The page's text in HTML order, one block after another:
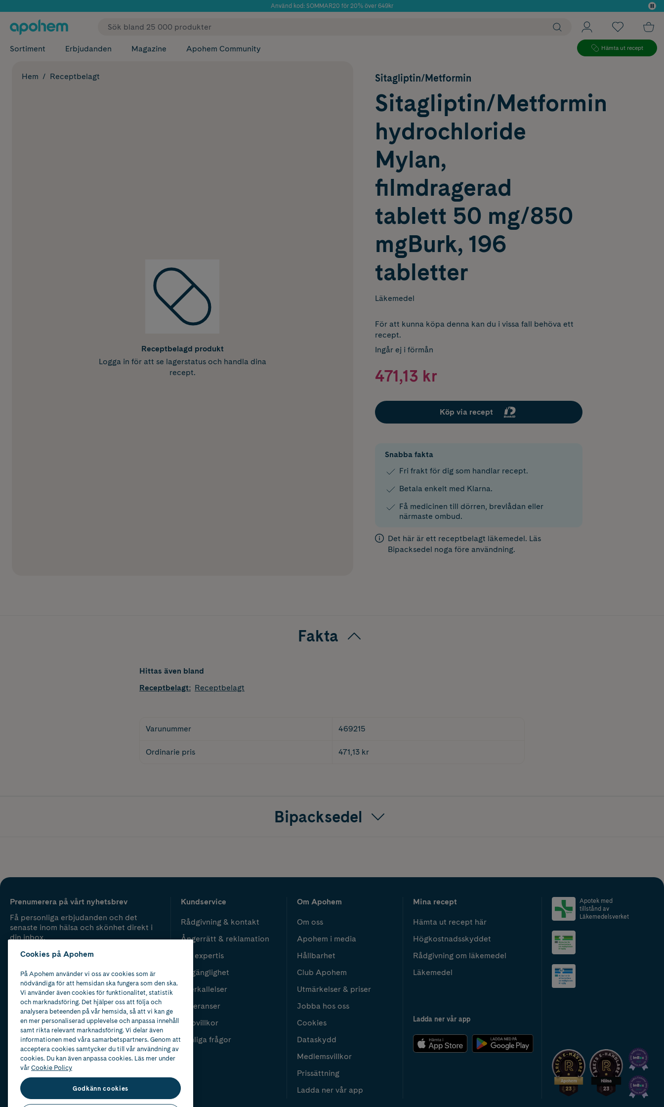
Använd kod: SOMMAR20 för 20% över 649kr
✓ Fri frakt
Sortiment Erbjudanden Magazine Apohem Community Hämta ut recept
Hem Receptbelagt
Receptbelagd produkt
Logga in för att se lagerstatus och handla dina
recept.
Sitagliptin/Metformin
Sitagliptin/Metformin
hydrochloride
Mylan,
filmdragerad
tablett 50 mg/850
mgBurk, 196
tabletter
Läkemedel
För att kunna köpa denna kan du i vissa fall behöva ett
recept.
Ingår ej i förmån
471,13 kr
Köp via recept
Snabba fakta
Fri frakt för dig som handlar recept.
Betala enkelt med Klarna.
Få medicinen till dörren, brevlådan eller
närmaste ombud.
Det här är ett receptbelagt läkemedel. Läs
Bipacksedel noga före användning.
Fakta
Hittas även bland
Receptbelagt: Receptbelagt
Varunummer 469215
Ordinarie pris 471,13 kr
Bipacksedel
Prenumerera på vårt nyhetsbrev
Få personliga erbjudanden och det
senaste inom hälsa och skönhet direkt i
din inbox.
Kundservice
Rådgivning & kontakt
Ångerrätt & reklamation
Vår expertis
Tillgänglighet
Återkallelser
Leveranser
Köpvillkor
Vanliga frågor
Om Apohem
Om oss
Apohem i media
Hållbarhet
Club Apohem
Utmärkelser & priser
Jobba hos oss
Cookies
Dataskydd
Medlemsvillkor
Prissättning
Ladda ner vår app
Mina recept
Hämta ut recept här
Högkostnadsskyddet
Rådgivning om läkemedel
Läkemedel
Ladda ner vår app
Apotek med
tillstånd av
Läkemedelsverket
2024
Cookies på Apohem
På Apohem använder vi oss av cookies som är
nödvändiga för att hemsidan ska fungera som den ska.
Vi använder även cookies för funktionalitet, statistik
och marknadsföring. Det hjälper oss att följa och
analysera beteenden på vår hemsida, så att vi kan ge
en mer personaliserad upplevelse och anpassa innehåll
samt rikta relevant marknadsföring. Vi delar även
informationen med våra samarbetspartners. Genom att
acceptera cookies samtycker du till vår användning av
cookies. Du kan även anpassa cookies. Läs mer under
vårCookie Policy
Godkänn cookies